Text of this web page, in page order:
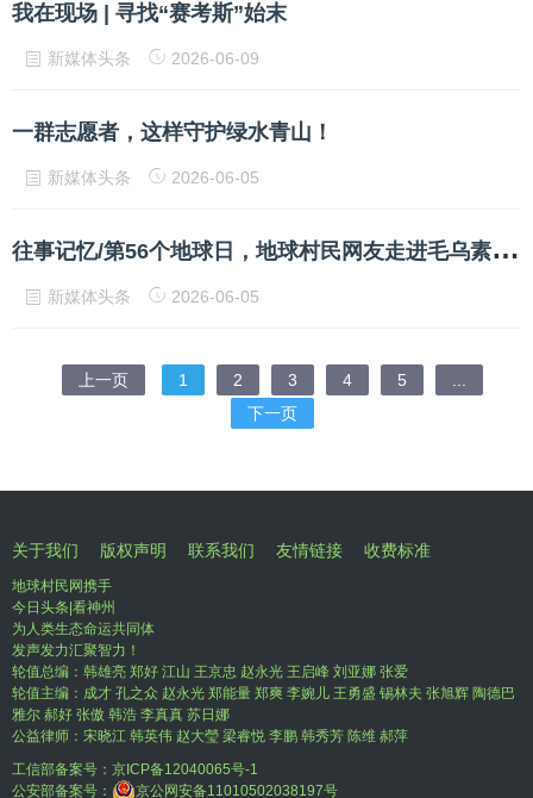
​我在现场 | 寻找“赛考斯”始末
新媒体头条 2026-06-09
一群志愿者，这样守护绿水青山！
新媒体头条 2026-06-05
往
事记忆/第56个地球日，地球村民网友走进毛乌素，鄂尔多斯妇联官网
新媒体头条 2026-06-05
上一页 1 2 3 4 5
下一页
关于我们 版权声明 联系我们 友情链接 收费标准
地球村民网携手
今日头条|看神州
为人类生态命运共同体
发声发力汇聚智力！
轮值总编：韩雄亮 郑好 江山 王京忠 赵永光 王启峰 刘亚娜 张爱
轮值主编：成才 孔之众 赵永光 郑能量 郑爽 李婉儿 王勇盛 锡林夫 张旭辉 陶德巴
雅尔 郝好 张傲 韩浩 李真真 苏日娜
公益律师：宋晓江 韩英伟 赵大瑩 梁睿悦 李鹏 韩秀芳 陈维 郝萍
工信部备案号： 京ICP备12040065号-1
公安部备案号：
京公网安备11010502038197号